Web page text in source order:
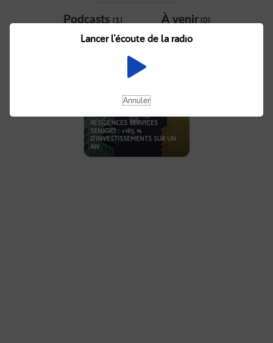
Podcasts (1) À venir(0)
RÉSIDENCES SERVICES
SENIORS : +165 %
D’INVESTISSEMENTS SUR UN
AN
Lancer l'écoute de la radio
Annuler